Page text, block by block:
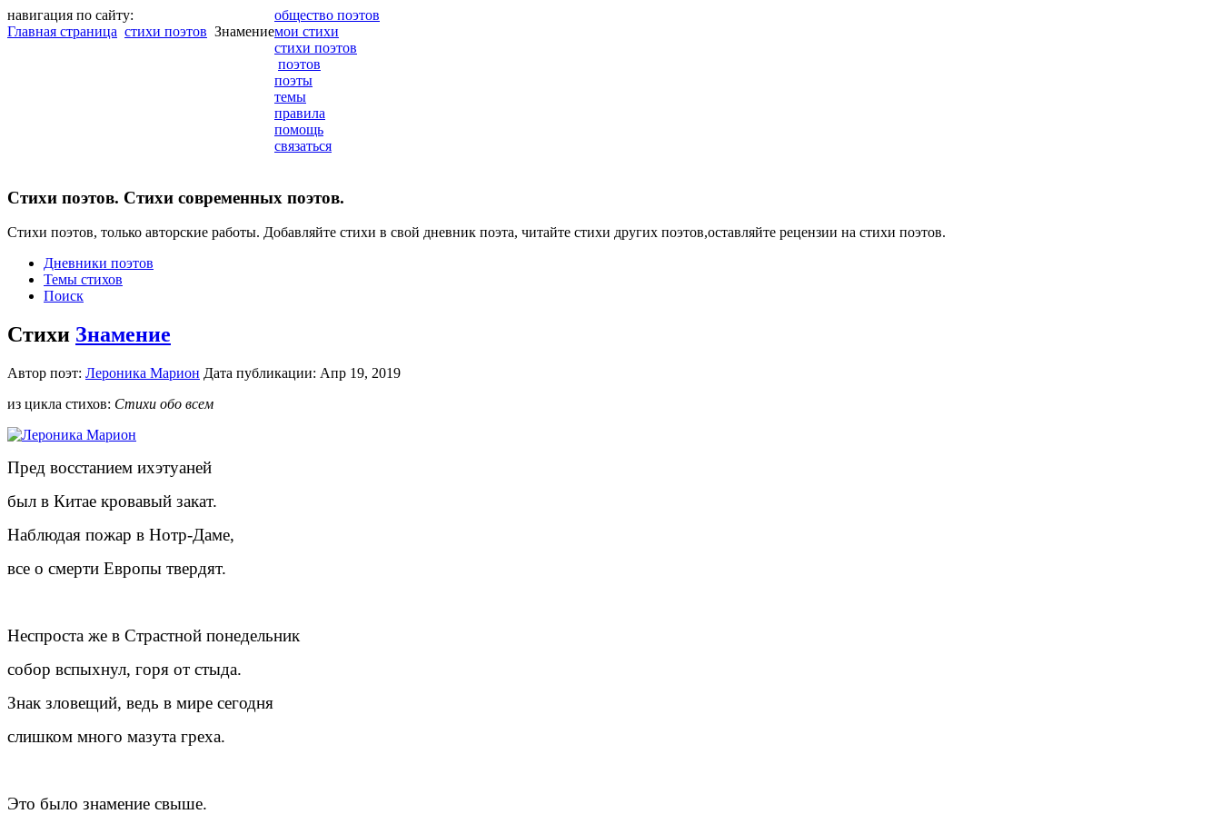
навигация по сайту:
Главная страница стихи поэтов Знамение
общество поэтов
мои стихи
стихи поэтов
поэтов
поэты
темы
правила
помощь
связаться
Cтихи поэтов. Стихи современных поэтов.
Стихи поэтов, только авторские работы. Добавляйте стихи в свой дневник поэта, читайте стихи других поэтов,оставляйте рецензии на стихи поэтов.
Дневники поэтов
Темы стихов
Поиск
Стихи Знамение
Автор поэт: Лероника Марион Дата публикации: Апр 19, 2019
из цикла стихов: Стихи обо всем
Пред восстанием ихэтуаней
был в Китае кровавый закат.
Наблюдая пожар в Нотр-Даме,
все о смерти Европы твердят.
Неспроста же в Страстной понедельник
собор вспыхнул, горя от стыда.
Знак зловещий, ведь в мире сегодня
слишком много мазута греха.
Это было знамение свыше.